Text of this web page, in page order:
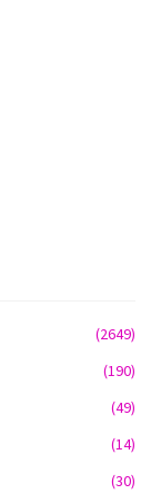
(2649)
(190)
(49)
(14)
(30)